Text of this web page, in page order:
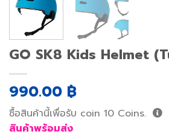
GO SK8 Kids Helmet
990.00 ฿
ซื้อสินค้านี้เพื่อรับ coin 10 Coins.
สินค้าพร้อมส่ง